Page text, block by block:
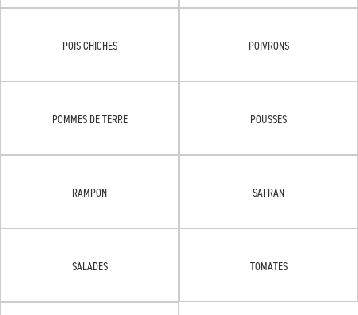
POIS CHICHES POIVRONS
POMMES DE TERRE POUSSES
RAMPON SAFRAN
SALADES TOMATES